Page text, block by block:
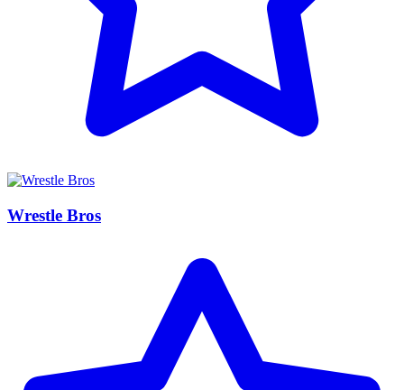
Wrestle Bros